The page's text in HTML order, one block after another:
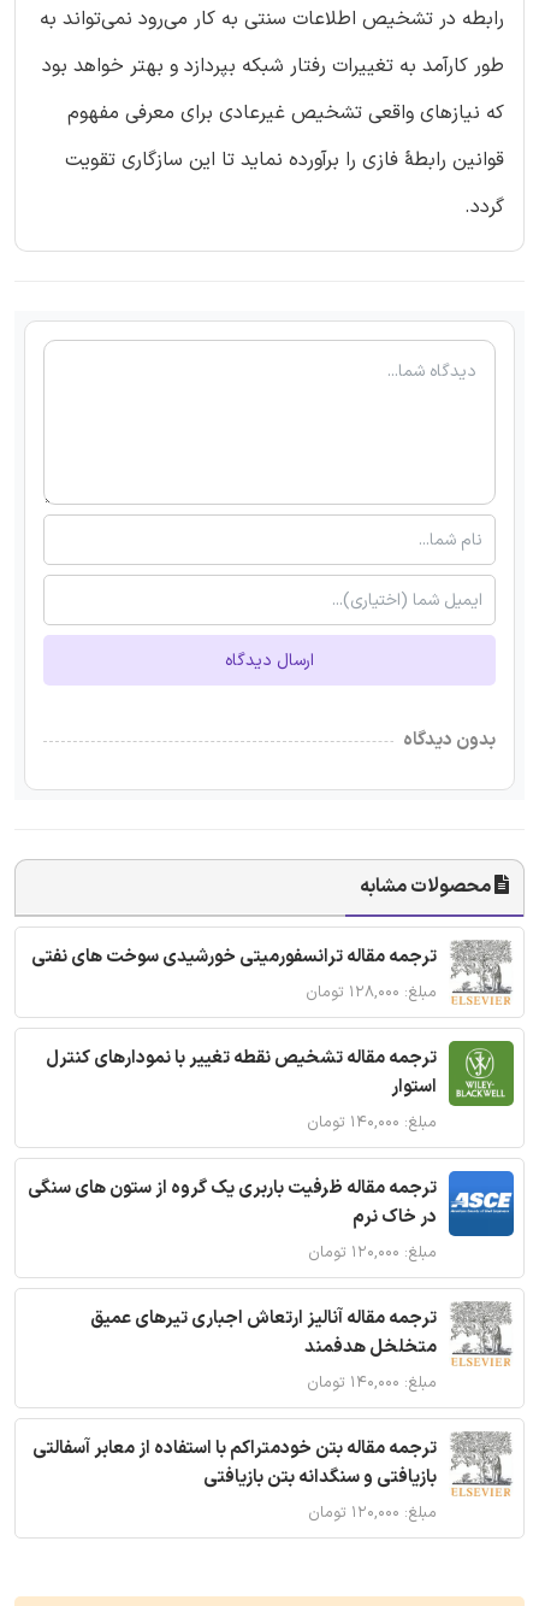
رابطه در تشخیص اطلاعات سنتی به کار می‌رود نمی‌تواند به
طور کارآمد به تغییرات رفتار شبکه بپردازد و بهتر خواهد بود
که نیازهای واقعی تشخیص غیرعادی برای معرفی مفهوم
قوانین رابطۀ فازی را برآورده نماید تا این سازگاری تقویت
گردد.
ارسال دیدگاه
بدون دیدگاه
محصولات مشابه
ترجمه مقاله ترانسفورمیتی خورشیدی سوخت های نفتی
مبلغ: ۱۲۸,۰۰۰ تومان
ترجمه مقاله تشخیص نقطه تغییر با نمودارهای کنترل
استوار
مبلغ: ۱۴۰,۰۰۰ تومان
ترجمه مقاله ظرفیت باربری یک گروه از ستون های سنگی
در خاک نرم
مبلغ: ۱۲۰,۰۰۰ تومان
ترجمه مقاله آنالیز ارتعاش اجباری تیرهای عمیق
متخلخل هدفمند
مبلغ: ۱۴۰,۰۰۰ تومان
ترجمه مقاله بتن خودمتراکم با استفاده از معابر آسفالتی
بازیافتی و سنگدانه بتن بازیافتی
مبلغ: ۱۲۰,۰۰۰ تومان